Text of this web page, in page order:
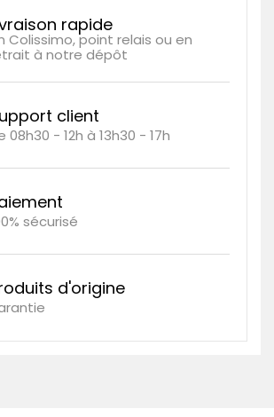
rapide
Colissimo, point relais ou en
à notre dépôt
client
08h30 - 12h à 13h30 - 17h
sécurisé
d'origine